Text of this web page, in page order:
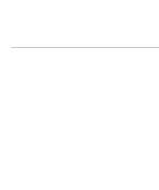
locaux et